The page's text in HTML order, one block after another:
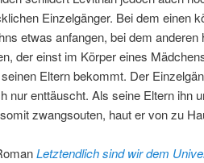
Einzelgänger. Bei dem einen
etwas anfangen, bei dem
der einst im Körper eines
Eltern bekommt. Der
nur enttäuscht. Als seine Eltern ihn
zwangsouten, haut er von zu
Letztendlich sind wir dem